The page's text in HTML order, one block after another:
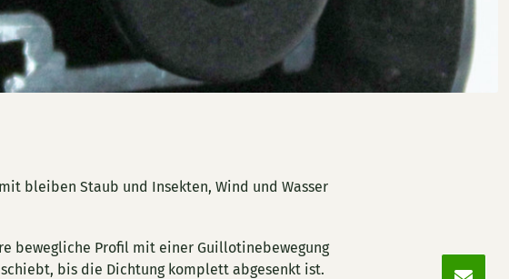
bleiben Staub und Insekten, Wind und Wasser
bewegliche Profil mit einer Guillotinebewegung
bis die Dichtung komplett abgesenkt ist.